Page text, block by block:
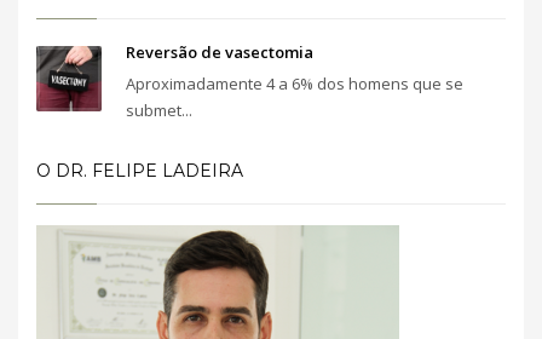
Reversão de vasectomia
Aproximadamente 4 a 6% dos homens que se
submet...
O DR. FELIPE LADEIRA